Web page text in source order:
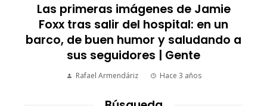
Las primeras imágenes de Jamie
Foxx tras salir del hospital: en un
barco, de buen humor y saludando a
sus seguidores | Gente
Rafael Armendáriz Hace 3 años